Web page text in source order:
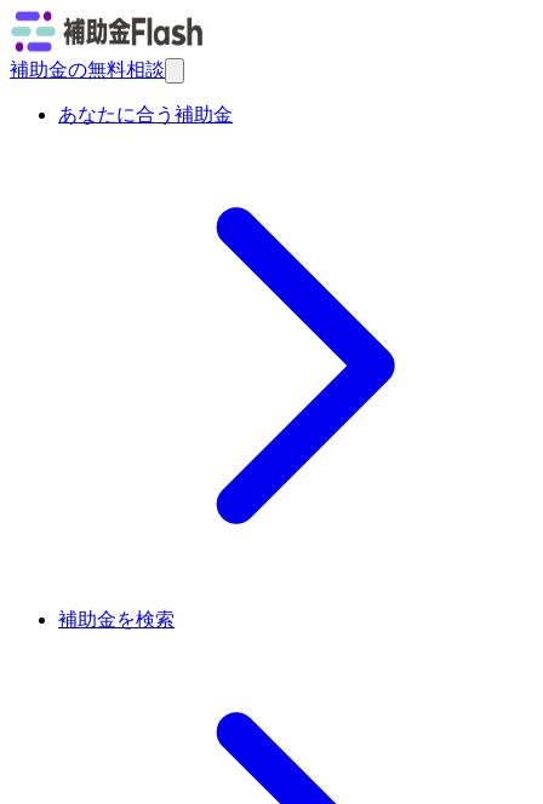
補助金の無料相談
あなたに合う補助金
補助金を検索